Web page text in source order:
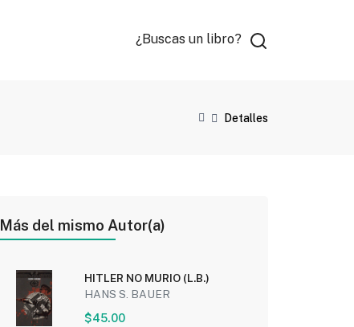
¿Buscas un libro?
Detalles
Más del mismo Autor(a)
HITLER NO MURIO (L.B.)
HANS S. BAUER
$45.00